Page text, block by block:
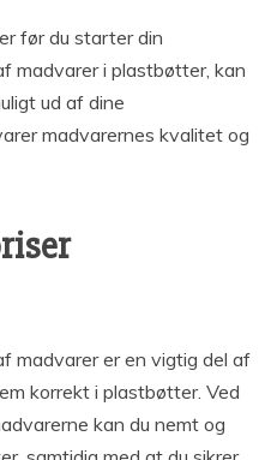
før du starter din
madvarer i plastbøtter, kan
ud af dine
madvarernes kvalitet og
madvarer er en vigtig del af
korrekt i plastbøtter. Ved
kan du nemt og